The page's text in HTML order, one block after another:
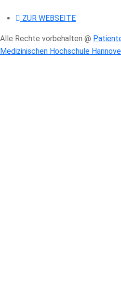
ZUR WEBSEITE
Alle Rechte vorbehalten @
Medizinischen Hochschule